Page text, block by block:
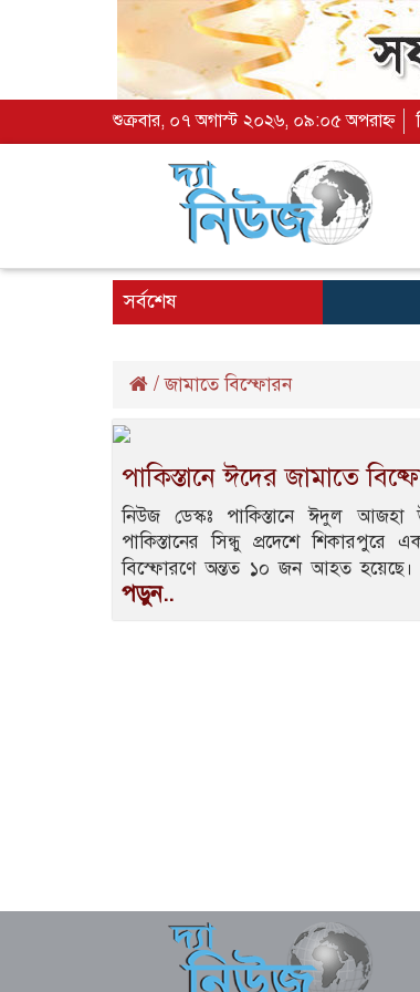
শুক্রবার, ০৭ অগাস্ট ২০২৬, ০৯:০৫ অপরাহ্ন
সর্বশেষ
/জামাতে বিস্ফোরন
পাকিস্তানে ঈদের জামাতে
নিউজ ডেস্কঃ পাকিস্তানে ঈদুল
পাকিস্তানের সিন্ধু প্রদেশে
বিস্ফোরণে অন্তত ১০ জন আহত
পড়ুন..